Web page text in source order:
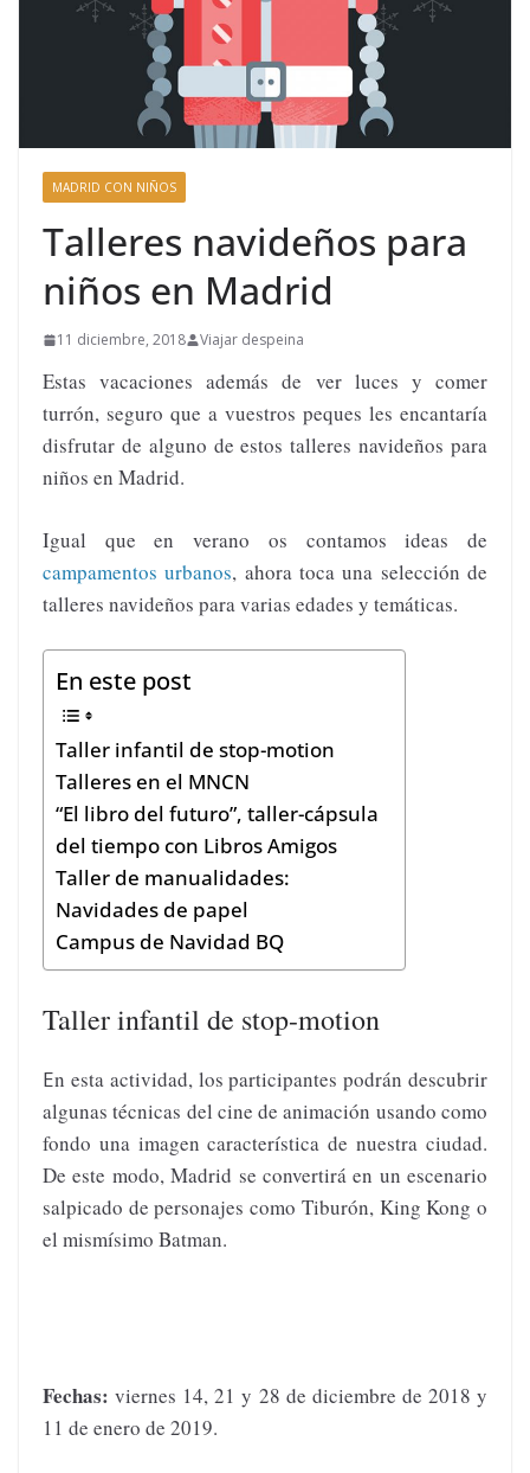
MADRID CON NIÑOS
Talleres navideños para
niños en Madrid
11 diciembre, 2018 Viajar despeina
Estas vacaciones además de ver luces y comer
turrón, seguro que a vuestros peques les encantaría
disfrutar de alguno de estos talleres navideños para
niños en Madrid.
Igual que en verano os contamos ideas de
campamentos urbanos, ahora toca una selección de
talleres navideños para varias edades y temáticas.
En este post
Taller infantil de stop-motion
Talleres en el MNCN
“El libro del futuro”, taller-cápsula
del tiempo con Libros Amigos
Taller de manualidades:
Navidades de papel
Campus de Navidad BQ
Taller infantil de stop-motion
En esta actividad, los participantes podrán descubrir
algunas técnicas del cine de animación usando como
fondo una imagen característica de nuestra ciudad.
De este modo, Madrid se convertirá en un escenario
salpicado de personajes como Tiburón, King Kong o
el mismísimo Batman.
Fechas:viernes 14, 21 y 28 de diciembre de 2018 y
11 de enero de 2019.